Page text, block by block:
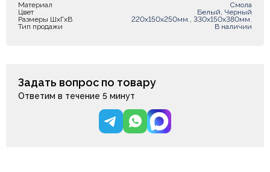
Материал
Смола
Цвет
Белый, Черный
Размеры ШxГxВ
220х150х250мм., 330х150х380мм.
Тип продажи
В наличии
Задать вопрос по товару
Ответим в течение 5 минут